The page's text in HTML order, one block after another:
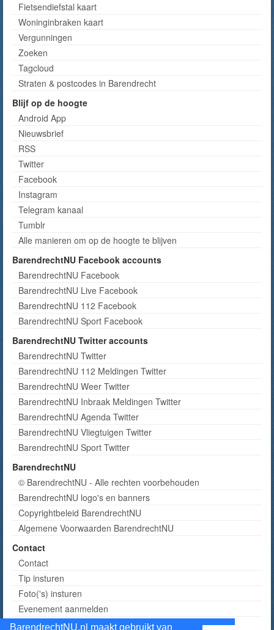
BarendrechtNU.nl maakt gebruikt van
Fietsendiefstal kaart
Woninginbraken kaart
Vergunningen
Zoeken
Tagcloud
Straten & postcodes in Barendrecht
Blijf op de hoogte
Android App
Nieuwsbrief
RSS
Twitter
Facebook
Instagram
Telegram kanaal
Tumblr
Alle manieren om op de hoogte te blijven
BarendrechtNU Facebook accounts
BarendrechtNU Facebook
BarendrechtNU Live Facebook
BarendrechtNU 112 Facebook
BarendrechtNU Sport Facebook
BarendrechtNU Twitter accounts
BarendrechtNU Twitter
BarendrechtNU 112 Meldingen Twitter
BarendrechtNU Weer Twitter
BarendrechtNU Inbraak Meldingen Twitter
BarendrechtNU Agenda Twitter
BarendrechtNU Vliegtuigen Twitter
BarendrechtNU Sport Twitter
BarendrechtNU
© BarendrechtNU - Alle rechten voorbehouden
BarendrechtNU logo's en banners
Copyrightbeleid BarendrechtNU
Algemene Voorwaarden BarendrechtNU
Contact
Contact
Tip insturen
Foto('s) insturen
Evenement aanmelden
Informatie aanvragen adverteren